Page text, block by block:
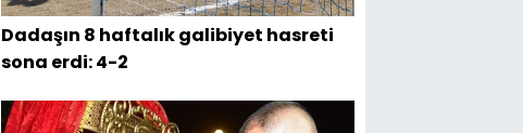
Dadaşın 8 haftalık galibiyet hasreti
sona erdi: 4-2